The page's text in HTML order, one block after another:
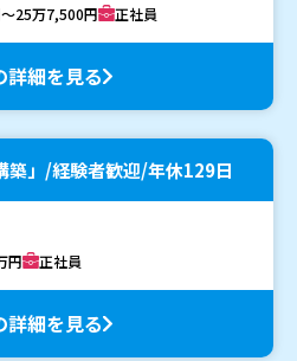
25万7,500円 正社員
詳細を見る
築」/経験者歓迎/年休129日
円 正社員
詳細を見る